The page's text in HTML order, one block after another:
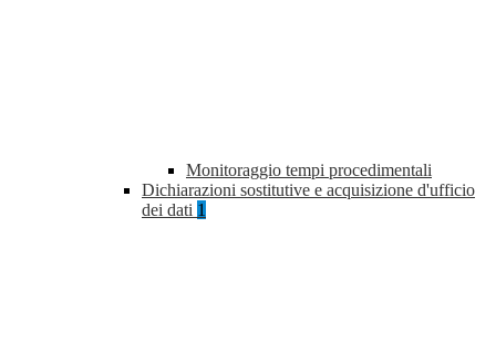
Monitoraggio tempi procedimentali
Dichiarazioni sostitutive e acquisizione d'ufficio
dei dati 1